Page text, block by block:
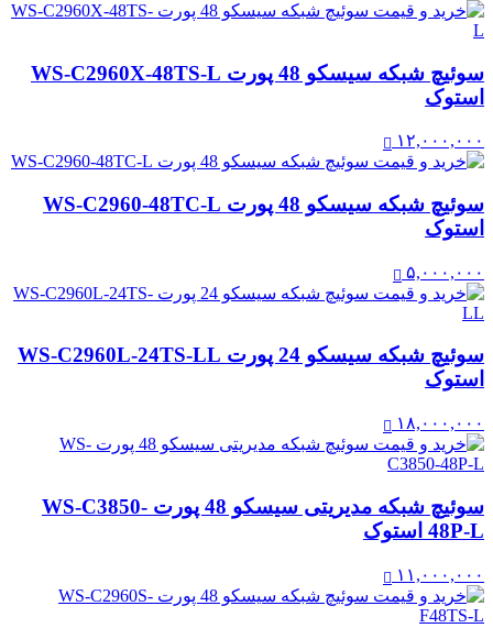
سوئیچ شبکه سیسکو 48 پورت WS-C2960X-48TS-L
استوک
۱۲,۰۰۰,۰۰۰
سوئیچ شبکه سیسکو 48 پورت WS-C2960-48TC-L
استوک
۵,۰۰۰,۰۰۰
سوئیچ شبکه سیسکو 24 پورت WS-C2960L-24TS-LL
استوک
۱۸,۰۰۰,۰۰۰
سوئیچ شبکه مدیریتی سیسکو 48 پورت WS-C3850-
48P-L استوک
۱۱,۰۰۰,۰۰۰